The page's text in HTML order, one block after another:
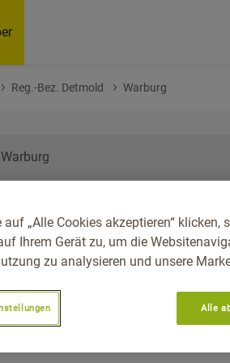
Reg.-Bez. Detmold Warburg
auf „Alle Cookies akzeptieren“
Ihrem Gerät zu, um die
zu analysieren und unsere
Alle